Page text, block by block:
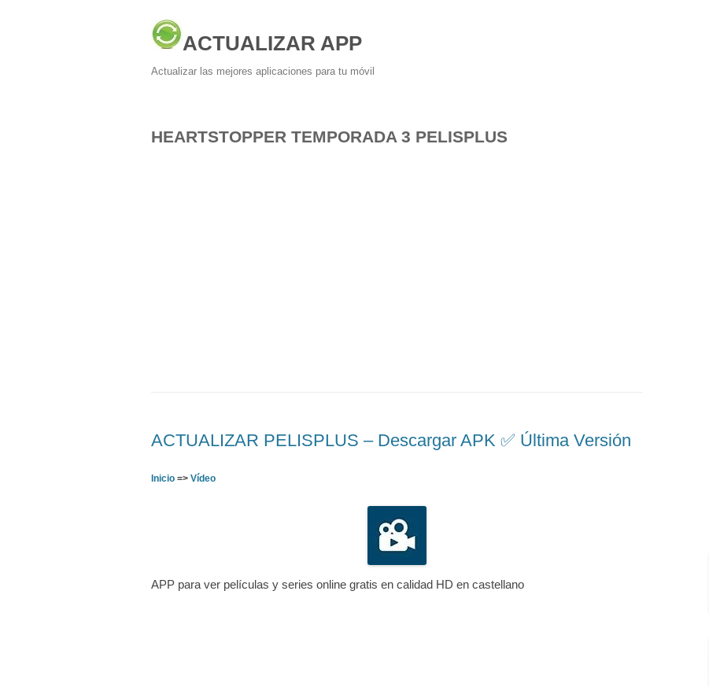
ACTUALIZAR APP
Actualizar las mejores aplicaciones para tu móvil
HEARTSTOPPER TEMPORADA 3 PELISPLUS
ACTUALIZAR PELISPLUS – Descargar APK ✅️ Última Versión
Inicio => Vídeo
APP para ver películas y series online gratis en calidad HD en castellano